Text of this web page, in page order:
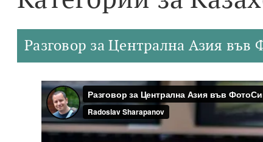
Разговор за Централна Азия във